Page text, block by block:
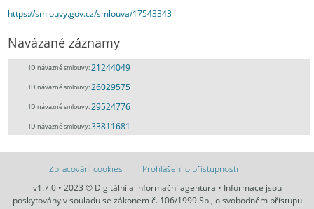
https://smlouvy.gov.cz/smlouva/17543343
Navázané záznamy
ID návazné smlouvy:21244049
ID návazné smlouvy:26029575
ID návazné smlouvy:29524776
ID návazné smlouvy:33811681
Zpracování cookies
Prohlášení o přístupnosti
v1.7.0 • 2023 © Digitální a informační agentura • Informace jsou
poskytovány v souladu se zákonem č. 106/1999 Sb., o svobodném přístupu